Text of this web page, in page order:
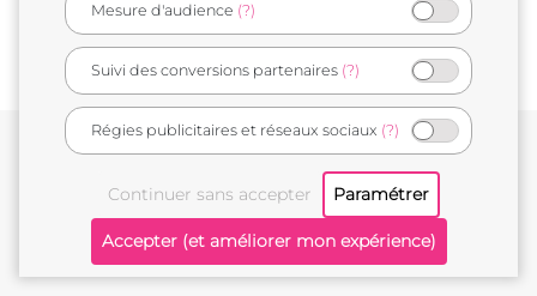
e-commerçant français
Mentions légales
Mesure d'audience (?)
Suivi des conversions partenaires (?)
Régies publicitaires et réseaux sociaux (?)